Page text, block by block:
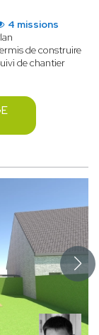
4 missions
de construire
de chantier